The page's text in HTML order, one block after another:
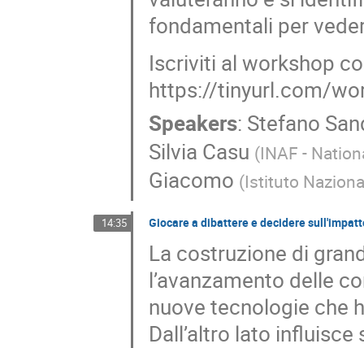
fondamentali per
Iscriviti al workshop
https://tinyurl.com/
Speakers: Stefano
Silvia Casu (INAF -
Giacomo (Istituto
14:35 Giocare a dibattere e decidere
La costruzione di
l’avanzamento delle
nuove tecnologie che
Dall’altro lato